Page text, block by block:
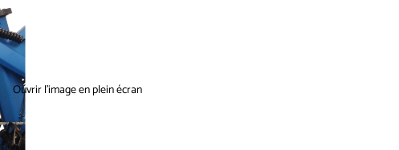
Ouvrir l’image en plein écran